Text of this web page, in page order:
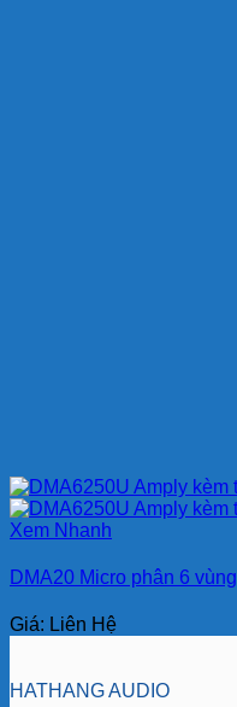
Xem Nhanh
DMA20 Micro phân 6 vùng
Giá: Liên Hệ
HATHANG AUDIO